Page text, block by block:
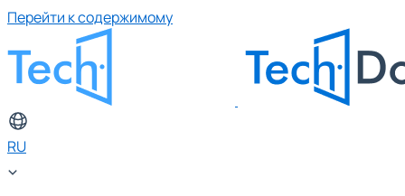
Перейти к содержимому
RU